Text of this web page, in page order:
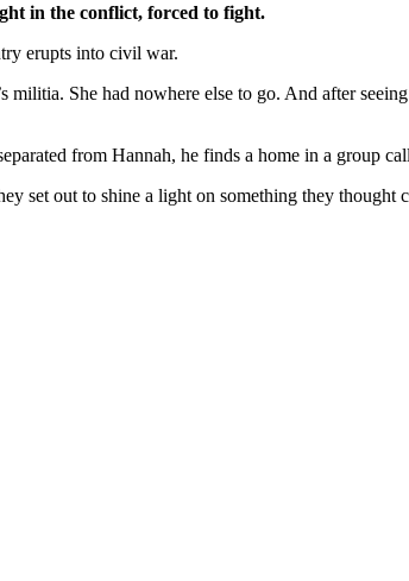
in the conflict, forced to fight.
erupts into civil war.
She had nowhere else to go. And after
from Hannah, he finds a home in a group
set out to shine a light on something they